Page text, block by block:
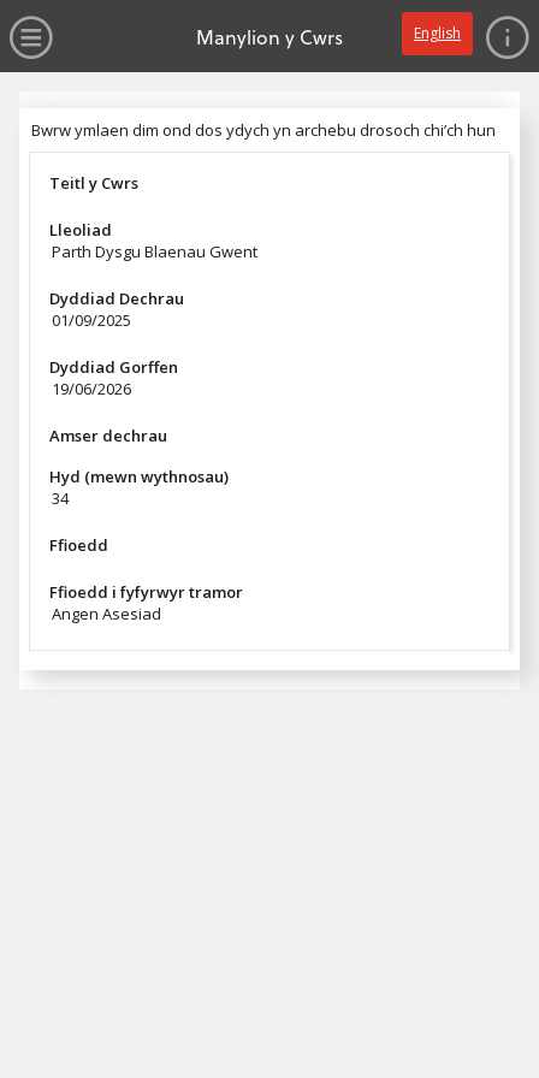
Agor y Gwymplen English
Manylion y Cwrs
Bwrw ymlaen dim ond dos ydych yn archebu drosoch chi’ch hun
Bwrw ymlaen dim ond dos ydych yn archebu drosoch chi’ch hun
Teitl y Cwrs
Lleoliad
Parth Dysgu Blaenau Gwent
Dyddiad Dechrau
01/09/2025
Dyddiad Gorffen
19/06/2026
Amser dechrau
Hyd (mewn wythnosau)
34
Ffioedd
Ffioedd i fyfyrwyr tramor
Angen Asesiad